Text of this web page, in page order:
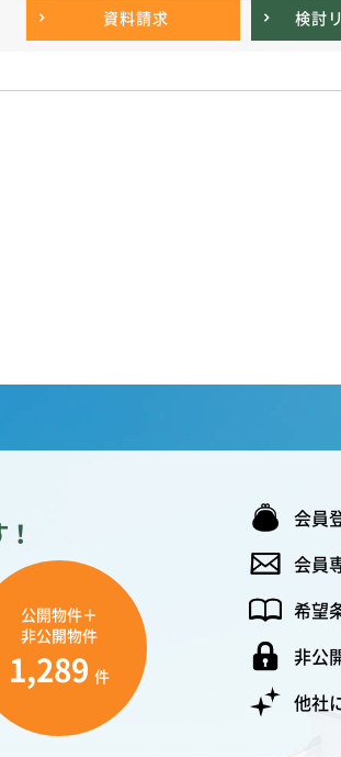
資料請求 検討
公開物件＋
非公開物件
1,289 件
会員
会員
希望
非公
他社